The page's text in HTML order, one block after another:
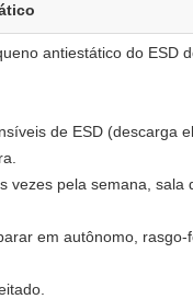
antiestático do ESD
de ESD (descarga
pela semana, sala
em autônomo,